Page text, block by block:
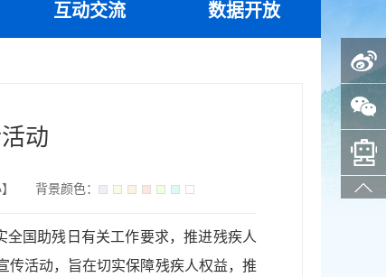
互动交流 数据开放
动
】 背景颜色：
国助残日有关工作要求，推进残疾人
传活动，旨在切实保障残疾人权益，推